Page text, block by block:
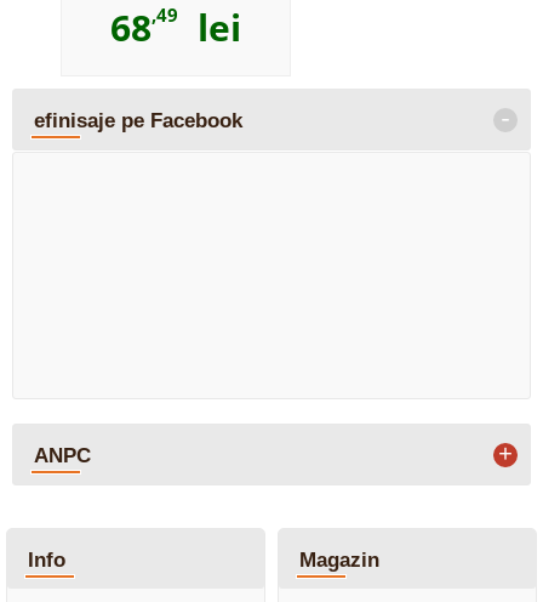
68,49 lei
efinisaje pe Facebook -
ANPC +
Info Magazin